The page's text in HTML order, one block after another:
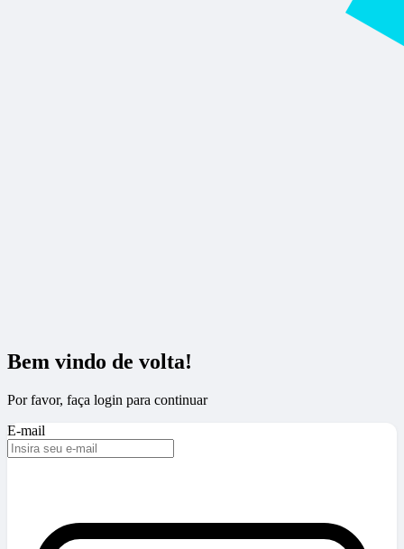
Bem vindo de volta!
Por favor, faça login para continuar
E-mail